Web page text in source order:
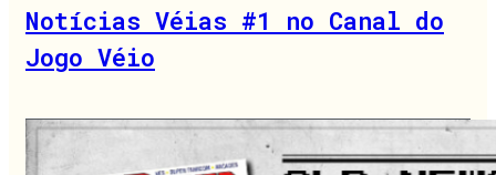
Notícias Véias #1 no Canal do
Jogo Véio